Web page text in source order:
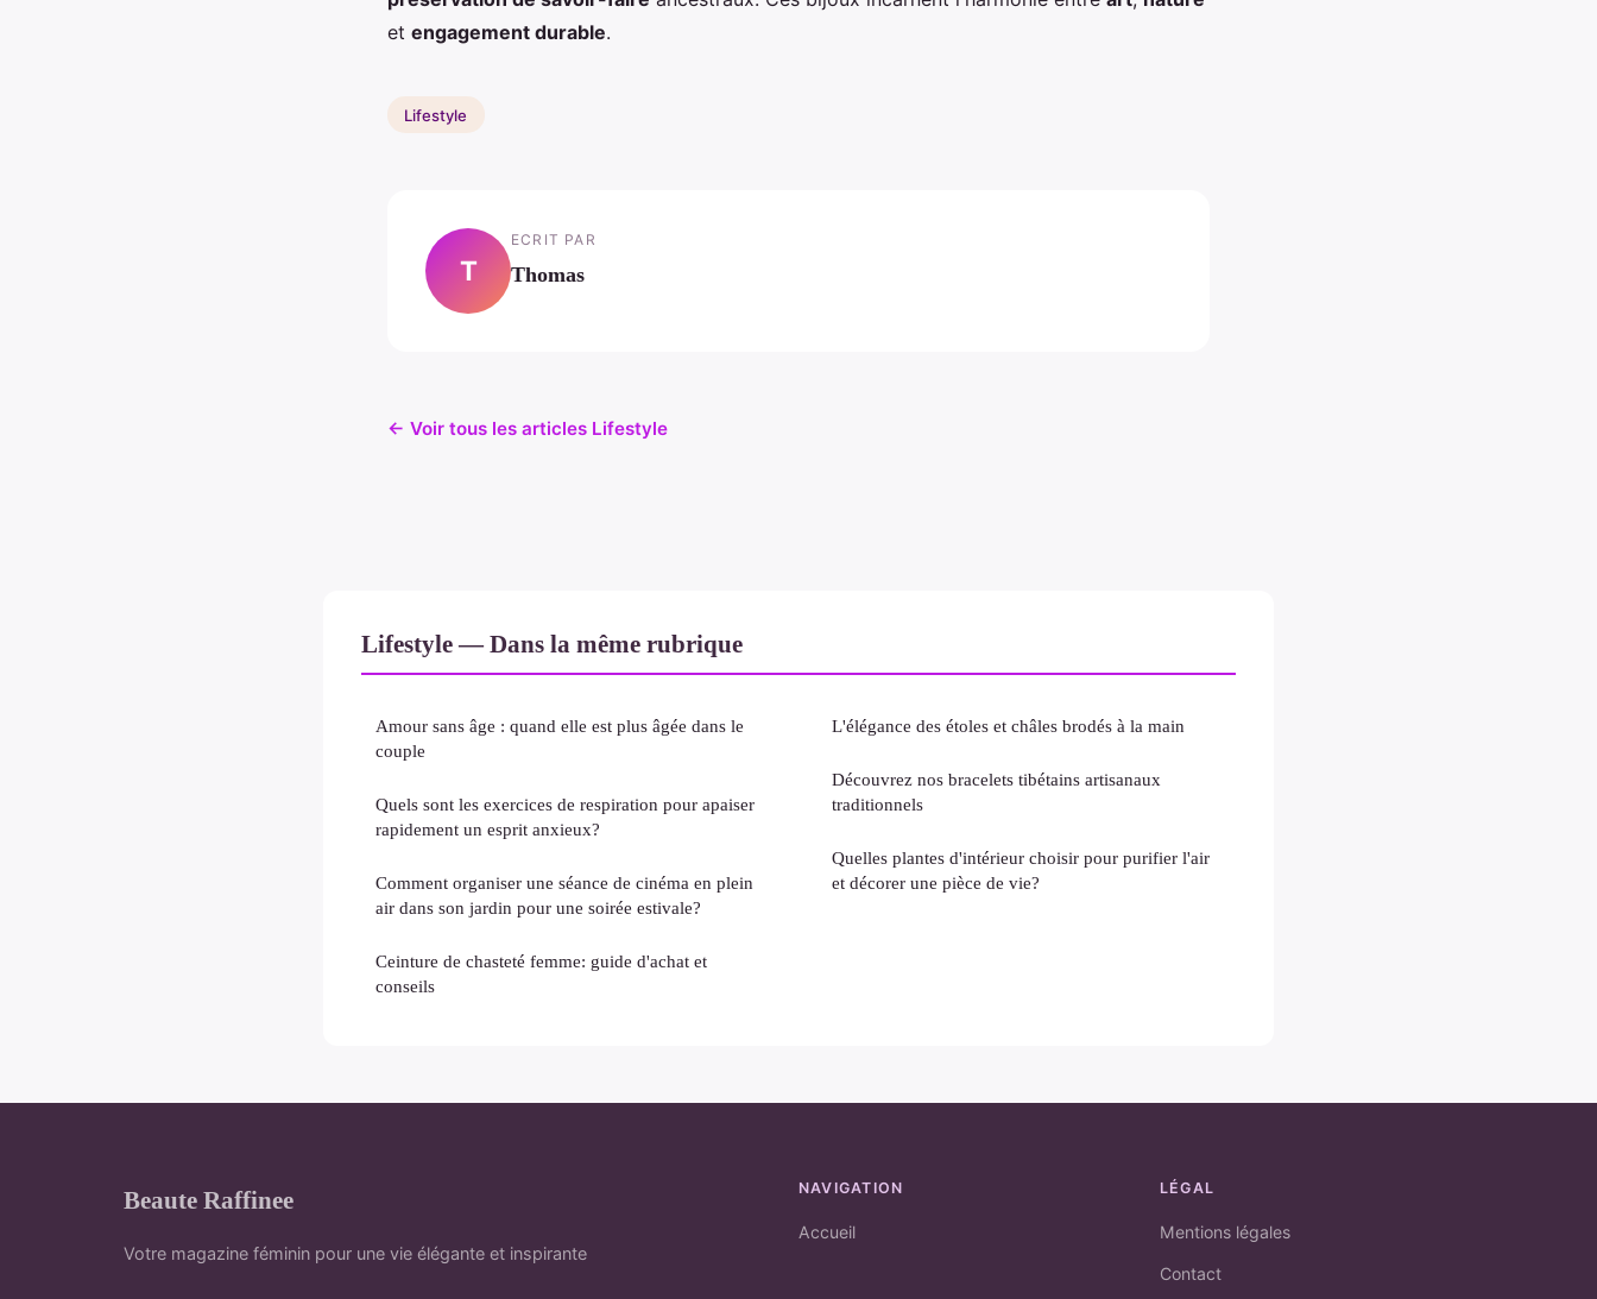
et engagement durable.
Lifestyle
T
ECRIT PAR
Thomas
← Voir tous les articles Lifestyle
Lifestyle — Dans la même rubrique
Amour sans âge : quand elle est plus âgée dans le
couple
Quels sont les exercices de respiration pour apaiser
rapidement un esprit anxieux?
Comment organiser une séance de cinéma en plein
air dans son jardin pour une soirée estivale?
Ceinture de chasteté femme: guide d'achat et
conseils
L'élégance des étoles et châles brodés à la main
Découvrez nos bracelets tibétains artisanaux
traditionnels
Quelles plantes d'intérieur choisir pour purifier l'air
et décorer une pièce de vie?
Beaute Raffinee
Votre magazine féminin pour une vie élégante et inspirante
NAVIGATION
Accueil
LÉGAL
Mentions légales
Contact